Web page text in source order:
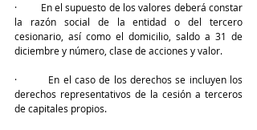
·         En el supuesto de los valores deberá constar
la razón social de la entidad o del tercero
cesionario, así como el domicilio, saldo a 31 de
diciembre y número, clase de acciones y valor.
·         En el caso de los derechos se incluyen los
derechos representativos de la cesión a terceros
de capitales propios.